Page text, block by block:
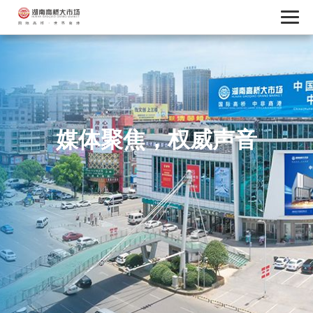
媒体聚焦，权威声音